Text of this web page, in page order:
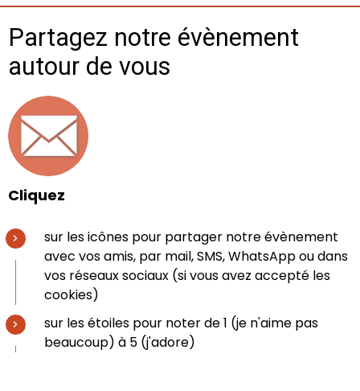
Partagez notre évènement
autour de vous
Cliquez
sur les icônes pour partager notre évènement
avec vos amis, par mail, SMS, WhatsApp ou dans
vos réseaux sociaux (si vous avez accepté les
cookies)
sur les étoiles pour noter de 1 (je n'aime pas
beaucoup) à 5 (j'adore)